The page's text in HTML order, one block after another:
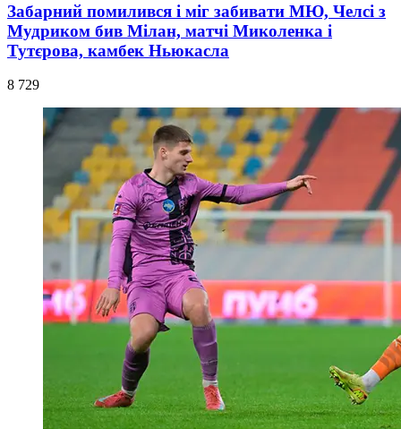
Забарний помилився і міг забивати МЮ, Челсі з
Мудриком бив Мілан, матчі Миколенка і
Тутєрова, камбек Ньюкасла
8 729